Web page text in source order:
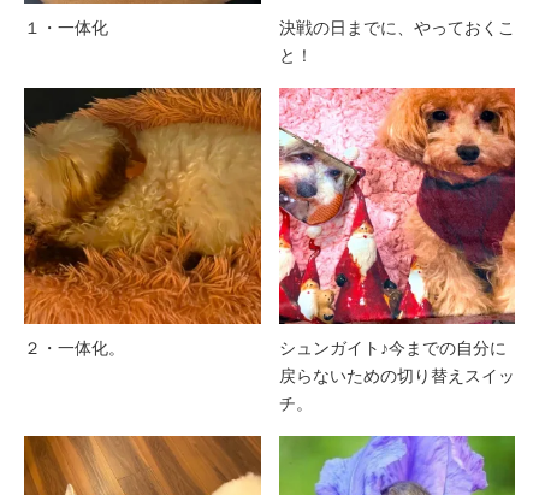
１・一体化
決戦の日までに、やっておくこ
と！
２・一体化。
シュンガイト♪今までの自分に
戻らないための切り替えスイッ
チ。